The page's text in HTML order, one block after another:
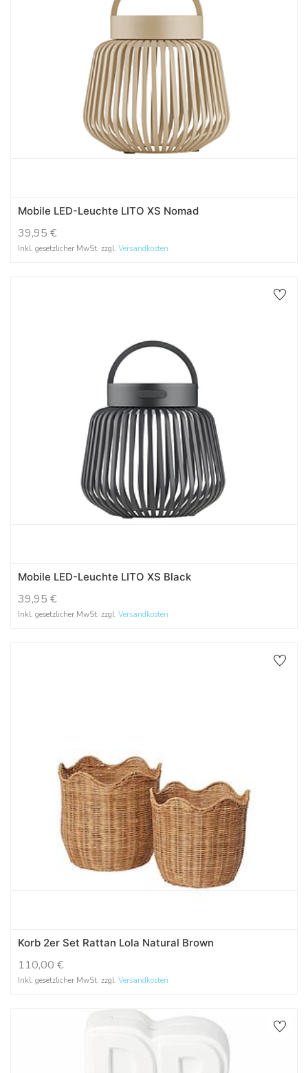
Mobile LED-Leuchte LITO XS Nomad
39,95 €
Inkl. gesetzlicher MwSt. zzgl. Versandkosten
Mobile LED-Leuchte LITO XS Black
39,95 €
Inkl. gesetzlicher MwSt. zzgl. Versandkosten
Korb 2er Set Rattan Lola Natural Brown
110,00 €
Inkl. gesetzlicher MwSt. zzgl. Versandkosten